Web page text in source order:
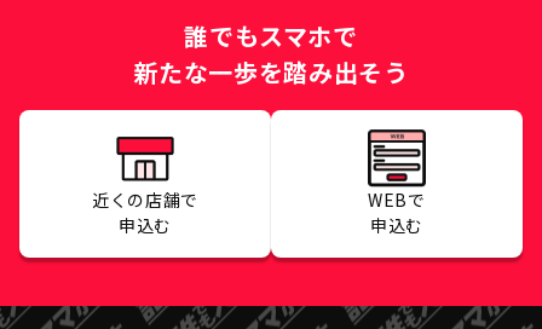
誰でもスマホで
新たな一歩を踏み出そう
近くの店舗で
申込む
WEBで
申込む